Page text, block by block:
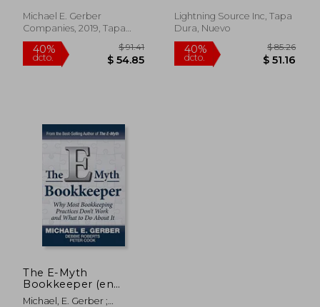
(en Inglés)
Michael E. Gerber
Companies, 2019, Tapa
Dura, Nuevo
Lightning Source Inc, Tapa
Dura, Nuevo
The E-Myth
Bookkeeper (en
Inglés)
Michael, E. Gerber ;